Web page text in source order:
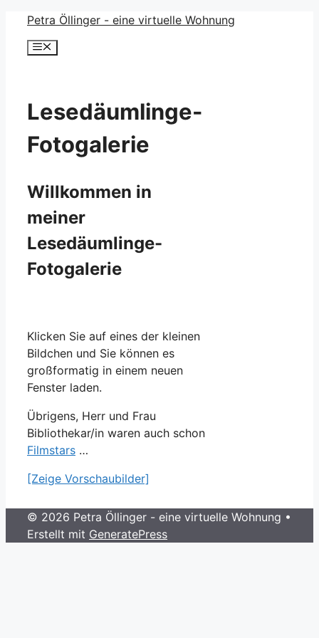
Zum
Inhalt
springen
Petra Öllinger - eine virtuelle Wohnung
Menü
Lesedäumlinge-
Fotogalerie
Willkommen in
meiner
Lesedäumlinge-
Fotogalerie
Klicken Sie auf eines der kleinen
Bildchen und Sie können es
großformatig in einem neuen
Fenster laden.
Übrigens, Herr und Frau
Bibliothekar/in waren auch schon
Filmstars …
[Zeige Vorschaubilder]
© 2026 Petra Öllinger - eine virtuelle Wohnung •
Erstellt mit GeneratePress